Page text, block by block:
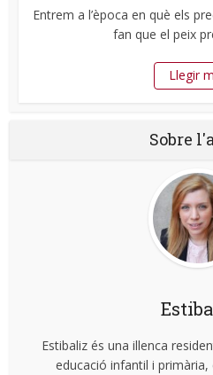
Entrem a l’època en què els
fan que el peix
Llegir
Sobre
Estibaliz és una illenca
educació infantil i primària,